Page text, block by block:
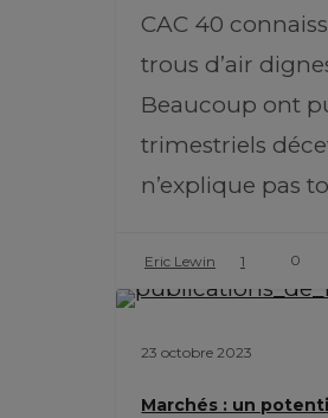
CAC 40
trous d’air
Beaucoup ont
trimestriels
n’explique pas
Eric Lewin 1 0
23 octobre 2023
Marchés : un